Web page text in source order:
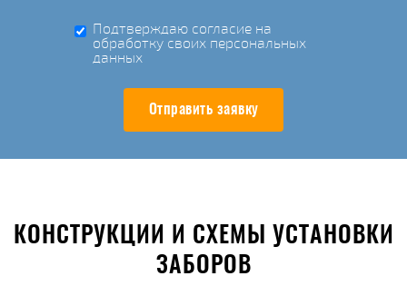
Подтверждаю согласие на
обработку своих персональных
данных
Отправить заявку
КОНСТРУКЦИИ И СХЕМЫ УСТАНОВКИ
ЗАБОРОВ